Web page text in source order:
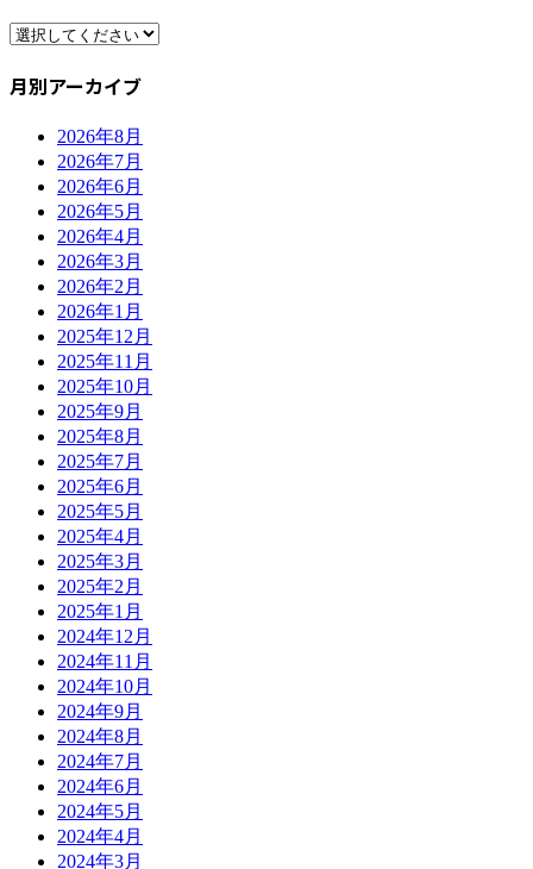
月別アーカイブ
2026年8月
2026年7月
2026年6月
2026年5月
2026年4月
2026年3月
2026年2月
2026年1月
2025年12月
2025年11月
2025年10月
2025年9月
2025年8月
2025年7月
2025年6月
2025年5月
2025年4月
2025年3月
2025年2月
2025年1月
2024年12月
2024年11月
2024年10月
2024年9月
2024年8月
2024年7月
2024年6月
2024年5月
2024年4月
2024年3月